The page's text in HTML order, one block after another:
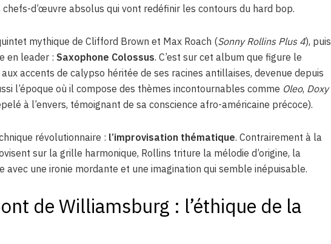
d’œuvre absolus qui vont redéfinir les contours du hard bop.
mythique de Clifford Brown et Max Roach (Sonny Rollins Plus 4), puis
en leader : Saxophone Colossus. C’est sur cet album que figure le
aux accents de calypso héritée de ses racines antillaises, devenue depuis
l’époque où il compose des thèmes incontournables comme Oleo, Doxy
à l’envers, témoignant de sa conscience afro-américaine précoce).
révolutionnaire : l’improvisation thématique. Contrairement à la
sur la grille harmonique, Rollins triture la mélodie d’origine, la
avec une ironie mordante et une imagination qui semble inépuisable.
de Williamsburg : l’éthique de la